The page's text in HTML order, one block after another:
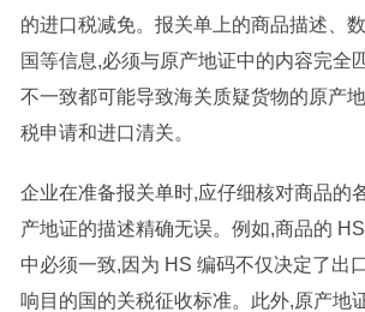
的进口税减免。报关单上的商品描述、
国等信息,必须与原产地证中的内容完全
不一致都可能导致海关质疑货物的原产
税申请和进口清关。
企业在准备报关单时,应仔细核对商品的
产地证的描述精确无误。例如,商品的
中必须一致,因为 HS 编码不仅决定了出
响目的国的关税征收标准。此外,原产地